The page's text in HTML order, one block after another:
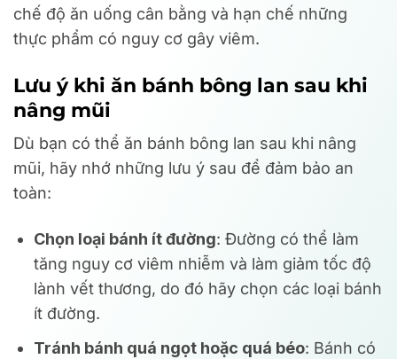
chế độ ăn uống cân bằng và hạn chế những
thực phẩm có nguy cơ gây viêm.
Lưu ý khi ăn bánh bông lan sau khi
nâng mũi
Dù bạn có thể ăn bánh bông lan sau khi nâng
mũi, hãy nhớ những lưu ý sau để đảm bảo an
toàn:
Chọn loại bánh ít đường: Đường có thể làm
tăng nguy cơ viêm nhiễm và làm giảm tốc độ
lành vết thương, do đó hãy chọn các loại bánh
ít đường.
Tránh bánh quá ngọt hoặc quá béo: Bánh có